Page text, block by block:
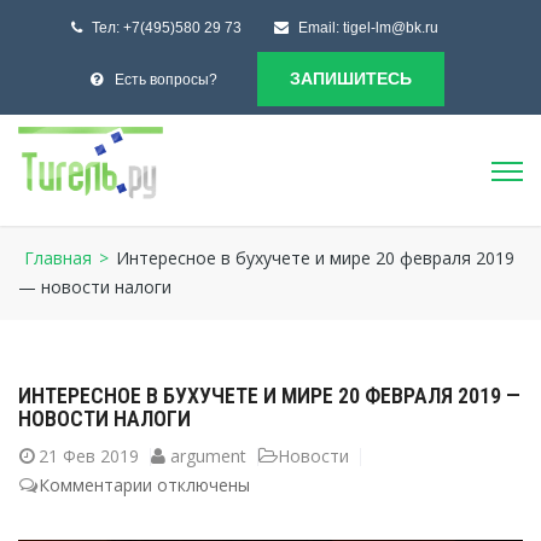
Тел: +7(495)580 29 73 Email: tigel-lm@bk.ru
Есть вопросы? ЗАПИШИТЕСЬ
Главная > Интересное в бухучете и мире 20 февраля 2019
— новости налоги
ИНТЕРЕСНОЕ В БУХУЧЕТЕ И МИРЕ 20 ФЕВРАЛЯ 2019 —
НОВОСТИ НАЛОГИ
21 Фев 2019 argument
Новости
Комментарии котключены